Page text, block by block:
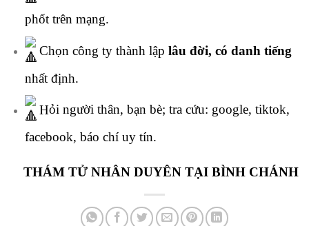
phốt trên mạng.
Chọn công ty thành lập lâu đời, có danh tiếng
nhất định.
Hỏi người thân, bạn bè; tra cứu: google, tiktok,
facebook, báo chí uy tín.
THÁM TỬ NHÂN DUYÊN TẠI BÌNH CHÁNH